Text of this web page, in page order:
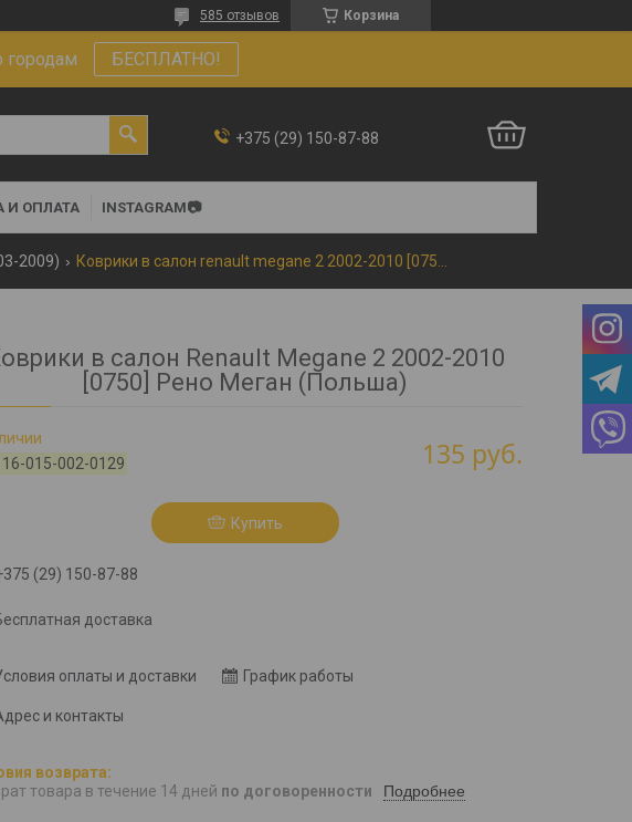
Корзина
585 отзывов
городам БЕСПЛАТНО!
+375 (29) 150-87-88
И ОПЛАТА INSTAGRAM📷
2009)
в салон Renault Megane 2 2002-2010
[0750] Рено Меган (Польша)
16-015-002-0129 135 руб.
Купить
(29) 150-87-88
доставка
оплаты и доставки График работы
и контакты
товара в течение 14 дней по договоренности Подробнее